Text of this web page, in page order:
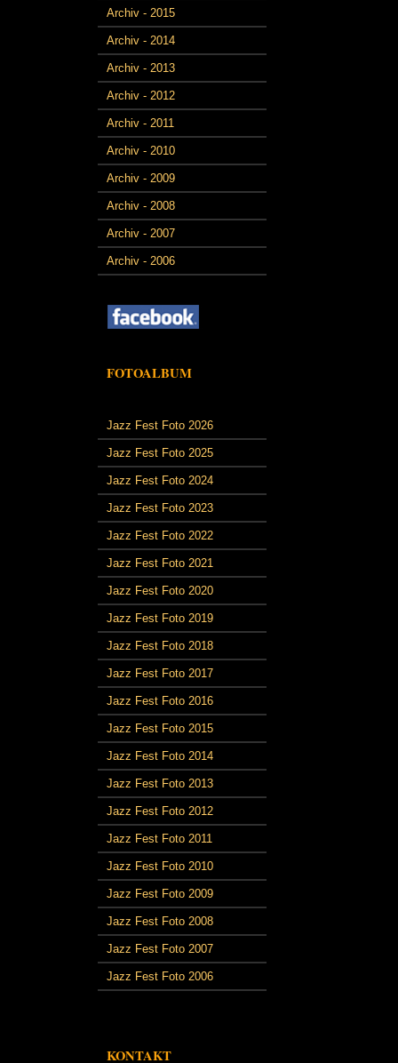
Archiv - 2015
Archiv - 2014
Archiv - 2013
Archiv - 2012
Archiv - 2011
Archiv - 2010
Archiv - 2009
Archiv - 2008
Archiv - 2007
Archiv - 2006
FOTOALBUM
Jazz Fest Foto 2026
Jazz Fest Foto 2025
Jazz Fest Foto 2024
Jazz Fest Foto 2023
Jazz Fest Foto 2022
Jazz Fest Foto 2021
Jazz Fest Foto 2020
Jazz Fest Foto 2019
Jazz Fest Foto 2018
Jazz Fest Foto 2017
Jazz Fest Foto 2016
Jazz Fest Foto 2015
Jazz Fest Foto 2014
Jazz Fest Foto 2013
Jazz Fest Foto 2012
Jazz Fest Foto 2011
Jazz Fest Foto 2010
Jazz Fest Foto 2009
Jazz Fest Foto 2008
Jazz Fest Foto 2007
Jazz Fest Foto 2006
KONTAKT